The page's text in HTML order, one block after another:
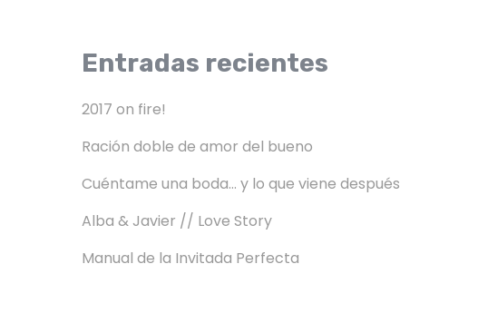
Entradas recientes
2017 on fire!
Ración doble de amor del bueno
Cuéntame una boda… y lo que viene después
Alba & Javier // Love Story
Manual de la Invitada Perfecta